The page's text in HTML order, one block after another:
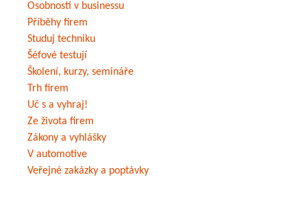
Osobnosti v businessu
Příběhy firem
Studuj techniku
Šéfové testují
Školení, kurzy, semináře
Trh firem
Uč s a vyhraj!
Ze života firem
Zákony a vyhlášky
V automotive
Veřejné zakázky a poptávky